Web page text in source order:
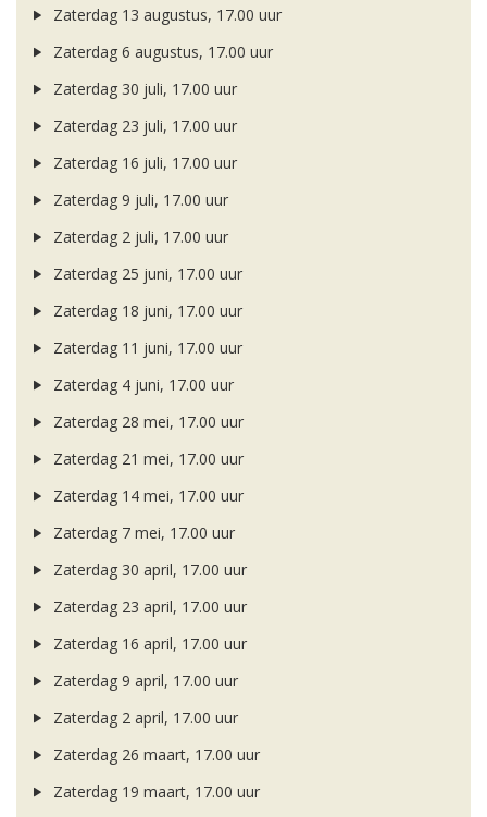
Zaterdag 13 augustus, 17.00 uur
Zaterdag 6 augustus, 17.00 uur
Zaterdag 30 juli, 17.00 uur
Zaterdag 23 juli, 17.00 uur
Zaterdag 16 juli, 17.00 uur
Zaterdag 9 juli, 17.00 uur
Zaterdag 2 juli, 17.00 uur
Zaterdag 25 juni, 17.00 uur
Zaterdag 18 juni, 17.00 uur
Zaterdag 11 juni, 17.00 uur
Zaterdag 4 juni, 17.00 uur
Zaterdag 28 mei, 17.00 uur
Zaterdag 21 mei, 17.00 uur
Zaterdag 14 mei, 17.00 uur
Zaterdag 7 mei, 17.00 uur
Zaterdag 30 april, 17.00 uur
Zaterdag 23 april, 17.00 uur
Zaterdag 16 april, 17.00 uur
Zaterdag 9 april, 17.00 uur
Zaterdag 2 april, 17.00 uur
Zaterdag 26 maart, 17.00 uur
Zaterdag 19 maart, 17.00 uur